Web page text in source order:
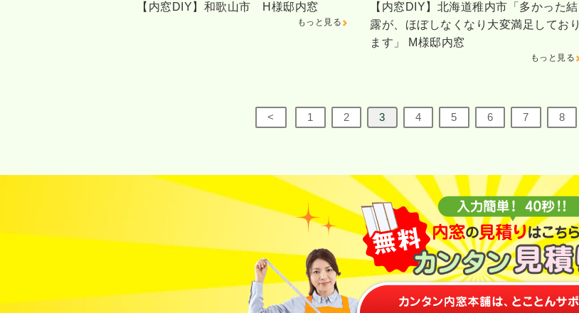
【内窓DIY】和歌山市 H様邸内窓
もっと見る
【内窓DIY】北海道稚内市「多かった結
露が、ほぼしなくなり大変満足しており
ます」 M様邸内窓
もっと見る
< 1 2 3 4 5 6 7 8